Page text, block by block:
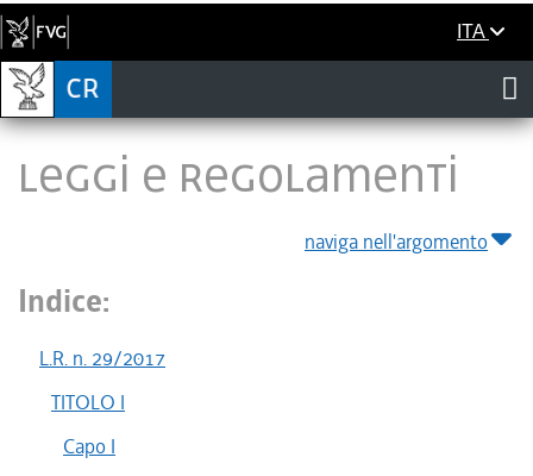
ITA
LEGGI E REGOLAMENTI
naviga nell'argomento
Indice:
L.R. n. 29/2017
TITOLO I
Capo I